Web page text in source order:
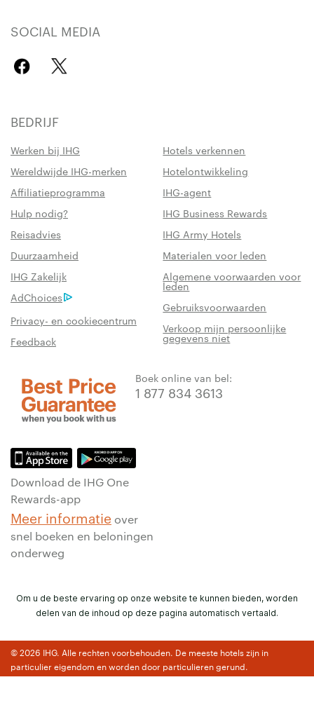
SOCIAL MEDIA
BEDRIJF
Werken bij IHG
Hotels verkennen
Wereldwijde IHG-merken
Hotelontwikkeling
Affiliatieprogramma
IHG-agent
Hulp nodig?
IHG Business Rewards
Reisadvies
IHG Army Hotels
Duurzaamheid
Materialen voor leden
IHG Zakelijk
Algemene voorwaarden voor
leden
AdChoices
Gebruiksvoorwaarden
Privacy- en cookiecentrum
Verkoop mijn persoonlijke
gegevens niet
Feedback
Boek online van bel:
1 877 834 3613
Download de IHG One
Rewards-app
Meer informatie over
snel boeken en beloningen
onderweg
Om u de beste ervaring op onze website te kunnen bieden, worden
delen van de inhoud op deze pagina automatisch vertaald.
© 2026 IHG. Alle rechten voorbehouden. De meeste hotels zijn in
particulier eigendom en worden door particulieren gerund.